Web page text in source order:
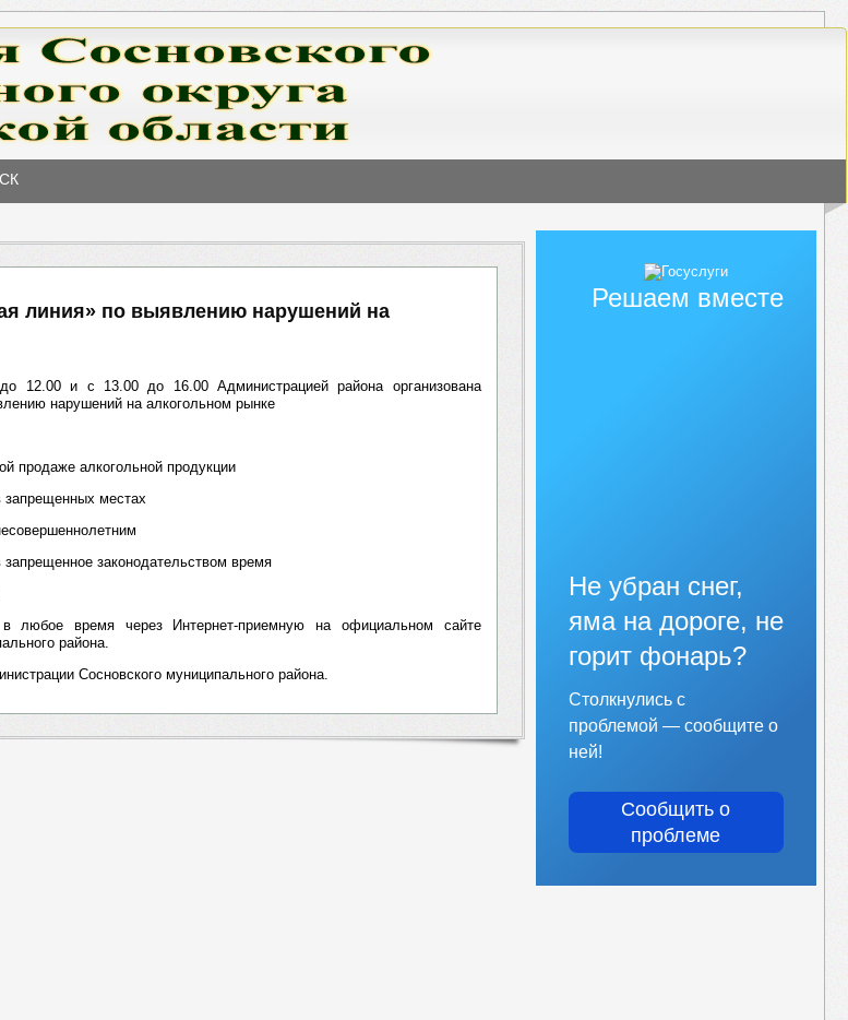
линия» по выявлению нарушений на
12.00 и с 13.00 до 16.00 Администрацией района организована
нарушений на алкогольном рынке
продаже алкогольной продукции
запрещенных местах
законодательством время
в любое время через Интернет-приемную на официальном сайте
района.
Сосновского муниципального района.
Решаем вместе
Не убран снег,
яма на дороге, не
горит фонарь?
Столкнулись с
проблемой — сообщите о
ней!
Сообщить о
проблеме